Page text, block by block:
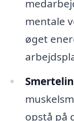
mentale
øget
opstå på